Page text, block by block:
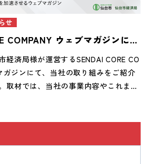
せ
COMPANY ウェブマガジンに当
れました
経済局様が運営するSENDAI CORE CO
ガジンにて、当社の取り組みをご紹介
取材では、当社の事業内容やこれまで
company.jp/news/company/com
も地域に根ざした企業として、より一
スを提供してまいります。 引き続き